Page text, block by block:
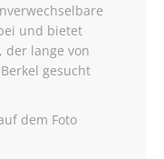
und bietet
der lange von
gesucht
dem Foto